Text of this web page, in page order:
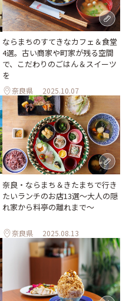
ならまちのすてきなカフェ＆食堂
4選。古い商家や町家が残る空間
で、こだわりのごはん＆スイーツ
を
奈良県 2025.10.07
奈良・ならまち＆きたまちで行き
たいランチのお店13選～大人の隠
れ家から料亭の離れまで～
奈良県 2025.08.13